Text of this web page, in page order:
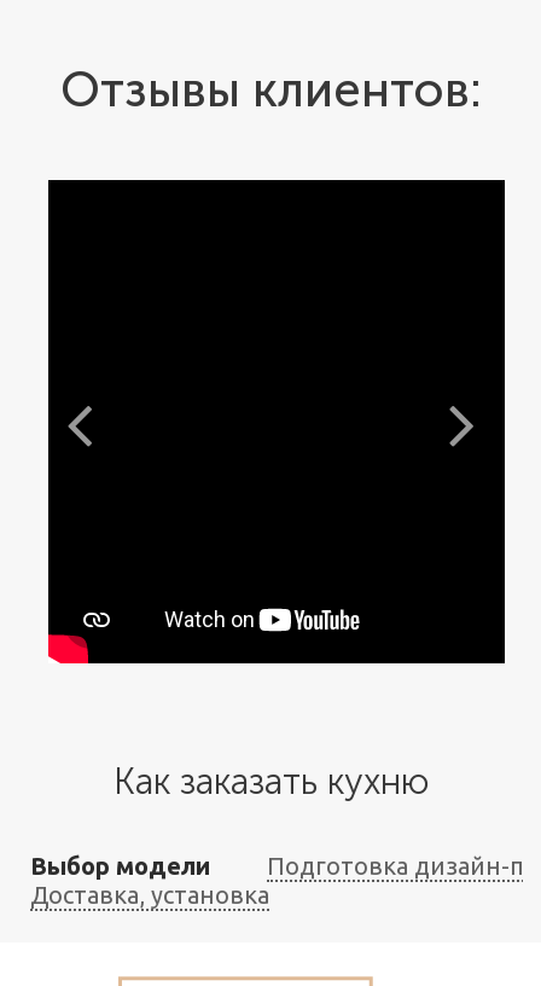
Отзывы клиентов:
Как заказать кухню
Выбор модели
Подготовка дизайн-
Доставка, установка